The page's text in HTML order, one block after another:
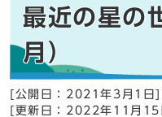
最近の星の
月）
[公開日： 2021年3月1日
[更新日： 2022年11月15